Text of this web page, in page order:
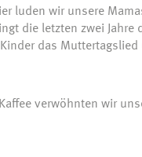
luden wir unsere
die letzten zwei Jahre
das
verwöhnten wir